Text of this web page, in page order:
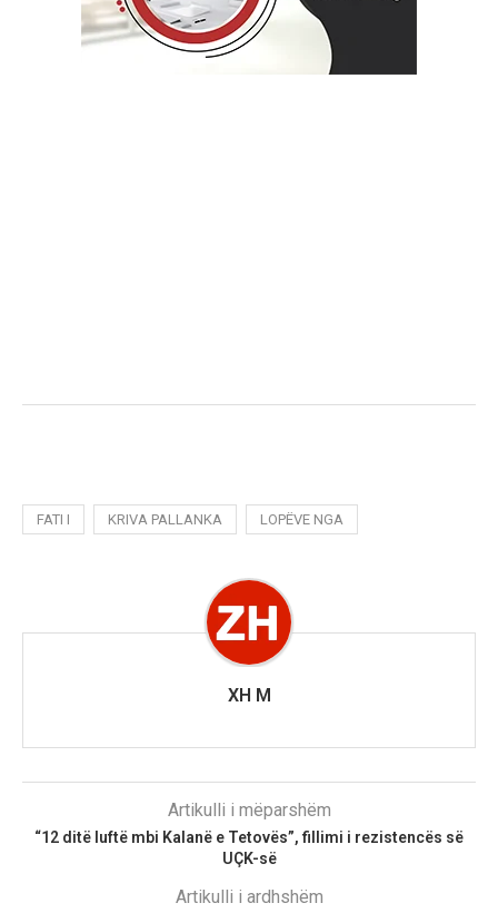
FATI I KRIVA PALLANKA LOPËVE NGA
XH M
Artikulli i mëparshëm
“12 ditë luftë mbi Kalanë e Tetovës”, fillimi i rezistencës së
UÇK-së
Artikulli i ardhshëm